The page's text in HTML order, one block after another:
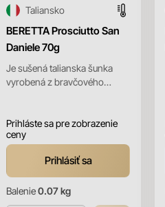
BERETTA Prosciutto San
Daniele 70g
Je sušená talianska šunka
vyrobená z bravčového
Daniele...
Taliansko
Prihláste sa pre zobrazenie
ceny
Prihlásiť sa
Balenie0.07 kg